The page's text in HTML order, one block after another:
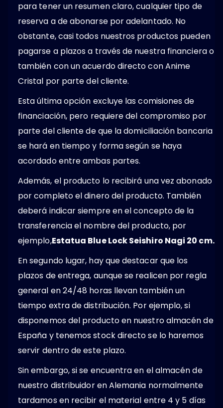
para tener un resumen claro, cualquier tipo de
reserva a de abonarse por adelantado. No
obstante, casi todos nuestros productos pueden
pagarse a plazos a través de nuestra financiera o
también con un acuerdo directo con Anime
Cristal por parte del cliente.
Esta última opción excluye las comisiones de
financiación, pero requiere del compromiso por
parte del cliente de que la domiciliación bancaria
se hará en tiempo y forma según se haya
acordado entre ambas partes.
Además, el producto lo recibirá una vez abonado
por completo el dinero del producto. También
deberá indicar siempre en el concepto de la
transferencia el nombre del producto, por
ejemplo,Estatua Blue Lock Seishiro Nagi 20 cm.
En segundo lugar, hay que destacar que los
plazos de entrega, aunque se realicen por regla
general en 24/48 horas llevan también un
tiempo extra de distribución. Por ejemplo, si
disponemos del producto en nuestro almacén de
España y tenemos stock directo se lo haremos
servir dentro de este plazo.
Sin embargo, si se encuentra en el almacén de
nuestro distribuidor en Alemania normalmente
tardamos en recibir el material entre 4 y 5 días